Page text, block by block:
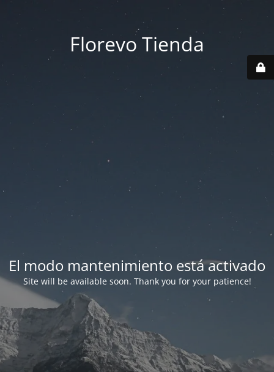
Florevo Tienda
El modo mantenimiento está activado
Site will be available soon. Thank you for your patience!